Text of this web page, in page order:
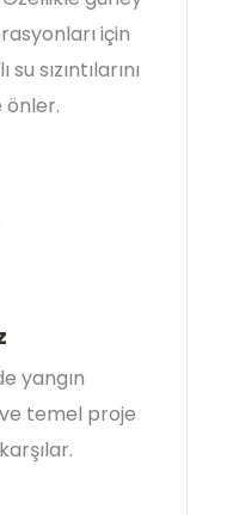
için
sızıntılarını
önler.
yangın
ve temel proje